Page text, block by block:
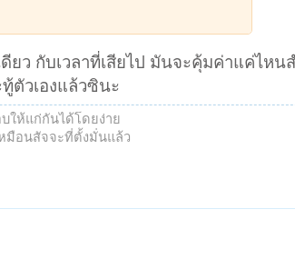
ว กับเวลาที่เสียไป มันจะคุ้มค่าแค่ไหน
ตัวเองแล้วซินะ
ให้แก่กันได้โดยง่าย
มือนสัจจะที่ตั้งมั่นแล้ว